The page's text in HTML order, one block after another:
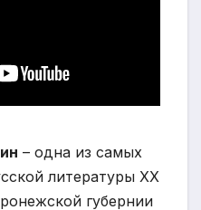
– одна из самых
литературы XX
губернии